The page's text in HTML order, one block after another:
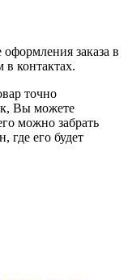
заказа в
в контактах.
точно
Вы можете
можно забрать
где его будет